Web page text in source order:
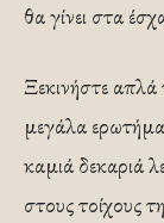
θα γίνει στα
Ξεκινήστε
μεγάλα
καμιά δεκαριά
στους τοίχους